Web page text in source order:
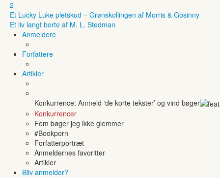
2
Et Lucky Luke pletskud – Grønskollingen af Morris & Gosinny
Et liv langt borte af M. L. Stedman
Anmeldere
Forfattere
Artikler
Konkurrence: Anmeld ‘de korte tekster’ og vind bøger
Konkurrencer
Fem bøger jeg ikke glemmer
#Bookporn
Forfatterportræt
Anmeldernes favoritter
Artikler
Bliv anmelder?